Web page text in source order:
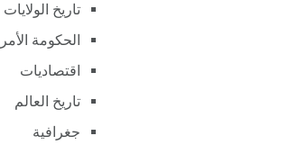
تاريخ
الحكومة
اقتصاديات
تاريخ العالم
جغرافية